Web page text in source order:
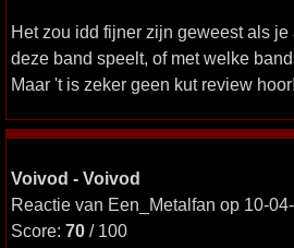
Het zou idd fijner zijn geweest als
deze band speelt, of met welke
Maar 't is zeker geen kut review
Voivod - Voivod
Reactie van Een_Metalfan op 10-
Score: 70 / 100